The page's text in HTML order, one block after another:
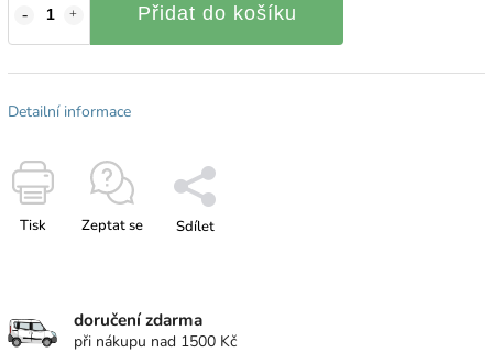
Přidat do košíku
Detailní informace
Tisk Zeptat se Sdílet
doručení zdarma
při nákupu nad 1500 Kč